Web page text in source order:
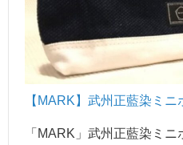
【MARK】武州正藍染ミニ
「MARK」武州正藍染ミ